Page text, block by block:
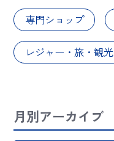
専門ショップ
レジャー・旅・観光
月別アーカイブ